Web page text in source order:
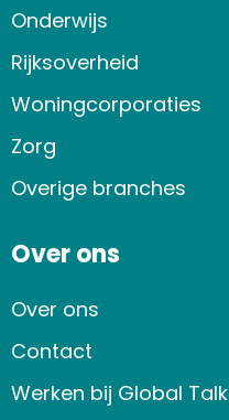
Onderwijs
Rijksoverheid
Woningcorporaties
Zorg
Overige branches
Over ons
Over ons
Contact
Werken bij Global Talk